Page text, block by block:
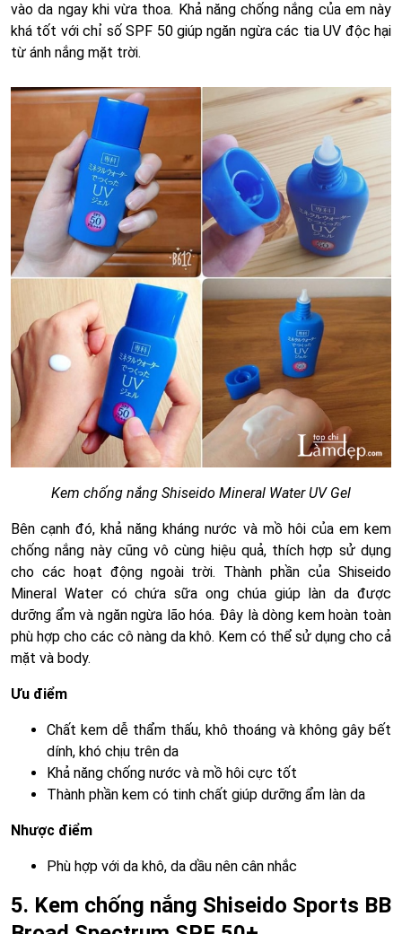
vào da ngay khi vừa thoa. Khả năng chống nắng của em này
khá tốt với chỉ số SPF 50 giúp ngăn ngừa các tia UV độc hại
từ ánh nắng mặt trời.
Kem chống nắng Shiseido Mineral Water UV Gel
Bên cạnh đó, khả năng kháng nước và mồ hôi của em kem
chống nắng này cũng vô cùng hiệu quả, thích hợp sử dụng
cho các hoạt động ngoài trời. Thành phần của Shiseido
Mineral Water có chứa sữa ong chúa giúp làn da được
dưỡng ẩm và ngăn ngừa lão hóa. Đây là dòng kem hoàn toàn
phù hợp cho các cô nàng da khô. Kem có thể sử dụng cho cả
mặt và body.
Ưu điểm
Chất kem dễ thẩm thấu, khô thoáng và không gây bết
dính, khó chịu trên da
Khả năng chống nước và mồ hôi cực tốt
Thành phần kem có tinh chất giúp dưỡng ẩm làn da
Nhược điểm
Phù hợp với da khô, da dầu nên cân nhắc
5. Kem chống nắng Shiseido Sports BB